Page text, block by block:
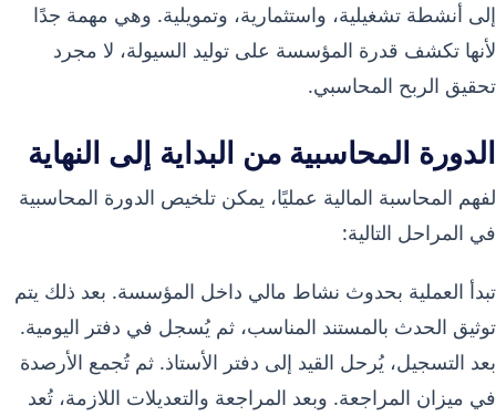
إلى أنشطة تشغيلية، واستثمارية، وتمويلية. وهي مهمة جدًا
لأنها تكشف قدرة المؤسسة على توليد السيولة، لا مجرد
تحقيق الربح المحاسبي.
الدورة المحاسبية من البداية إلى النهاية
لفهم المحاسبة المالية عمليًا، يمكن تلخيص الدورة المحاسبية
في المراحل التالية:
تبدأ العملية بحدوث نشاط مالي داخل المؤسسة. بعد ذلك يتم
توثيق الحدث بالمستند المناسب، ثم يُسجل في دفتر اليومية.
بعد التسجيل، يُرحل القيد إلى دفتر الأستاذ. ثم تُجمع الأرصدة
في ميزان المراجعة. وبعد المراجعة والتعديلات اللازمة، تُعد